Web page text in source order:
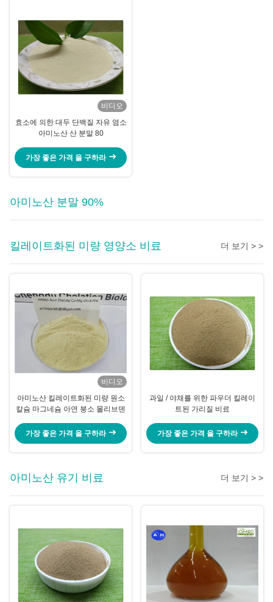
비디오
효소에 의한 대두 단백질 자유 염소
아미노산 산 분말 80
가장 좋은 가격 을 구하라
아미노산 분말 90%
킬레이트화된 미량 영양소 비료 더 보기 > >
비디오
아미노산 킬레이트화된 미량 원소
칼슘 마그네슘 아연 붕소 몰리브덴
가장 좋은 가격 을 구하라
과일 / 야채를 위한 파우더 킬레이
트된 가리질 비료
가장 좋은 가격 을 구하라
아미노산 유기 비료 더 보기 > >